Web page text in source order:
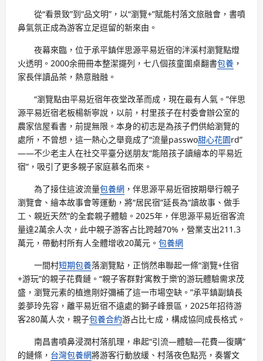
從“看景致”到“品文明”，以“瀏覽+”賦能村落文旅融會，書噴
鼻氣氛正成為游客立足逗留的新來由。
夜幕來臨，位于承平鎮伴思源平易近宿的泮溪村瀏覽點燈
火透明。2000余冊冊本整潔擺列，七八個孩童圍桌翻書包養 ，
家長伴讀品茶，熱意融融。
“瀏覽點由平易近宿年夜堂改革而成，現在最有人氣。”伴思
源平易近宿老板楊新寧說，以前，村里孩子在村委會辦公室的
農家信屋看書，前提無限。本身的初志是為孩子們供給瀏覽的
處所，不曾想，這一熱心之舉竟成了“流量passwo甜心花園rd”
——不少老主人在社交平臺分送朋友“能陪孩子讀繪本的平易近
宿”，吸引了更多親子家庭慕名而來。
為了接住這波流量包養網 ，伴思源平易近宿按期舉行親子
瀏覽會、繪本故事會等運動，將“居民宿”延長為“讀故事、做手
工、親近天然”的全套親子體驗。2025年，伴思源平易近宿客流
量達2萬余人次，此中親子游客占比跨越70%，營業支出211.3
萬元，帶動村所有人全體增收20萬元。 包養網
一間村短期包養落瀏覽點，正悄然串聯起一條“瀏覽+住宿
+游玩”的親子花費鏈。“親子客群對‘寓教于樂’的游玩體驗需求茂
盛，瀏覽元素的植進剛好彌補了這一市場空缺。”承平鎮副鎮長
姜夢玲先容，離平易近宿不遠處的獅子峰景區，2025年招待游
客280萬人次，親子包養合約游占比七成，構成協同成長格式。
南昌書噴鼻浸潤村落肌理，串起“引流—體驗—花費—復購”
的鏈條， 台灣包養網將游客行動放緩、村落夜色點亮，奏響文